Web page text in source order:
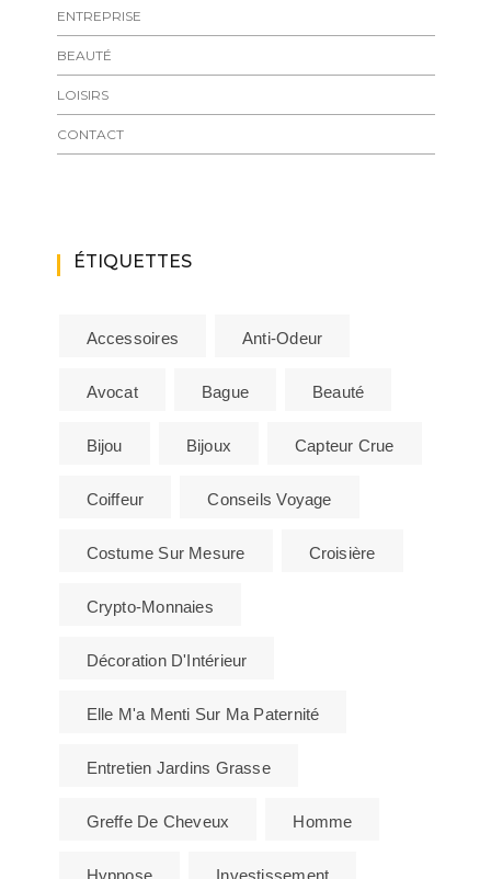
ENTREPRISE
BEAUTÉ
LOISIRS
CONTACT
ÉTIQUETTES
Accessoires Anti-Odeur
Avocat Bague Beauté
Bijou Bijoux Capteur Crue
Coiffeur Conseils Voyage
Costume Sur Mesure Croisière
Crypto-Monnaies
Décoration D'Intérieur
Elle M'a Menti Sur Ma Paternité
Entretien Jardins Grasse
Greffe De Cheveux Homme